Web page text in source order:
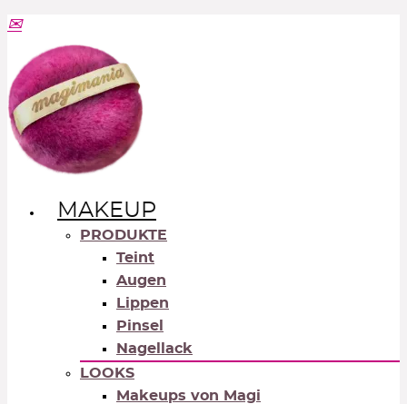
MAKEUP
PRODUKTE
Teint
Augen
Lippen
Pinsel
Nagellack
LOOKS
Makeups von Magi